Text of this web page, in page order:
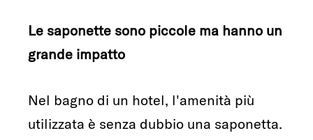
Le saponette sono piccole ma hanno un
grande impatto
Nel bagno di un hotel, l'amenità più
utilizzata è senza dubbio una saponetta.